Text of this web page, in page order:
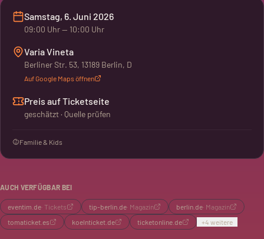
Samstag, 6. Juni 2026
09:00 Uhr— 10:00 Uhr
Varia Vineta
Berliner Str. 53, 13189 Berlin, D
Auf Google Maps öffnen
Preis auf Ticketseite
geschätzt · Quelle prüfen
Familie & Kids
AUCH VERFÜGBAR BEI
eventim.de· Tickets tip-berlin.de· Magazin berlin.de· Magazin
tomaticket.es
koelnticket.de ticketonline.de +4 weitere